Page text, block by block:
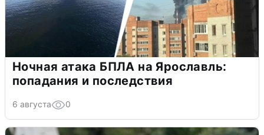
Ночная атака БПЛА на Ярославль:
попадания и последствия
6 августа 0